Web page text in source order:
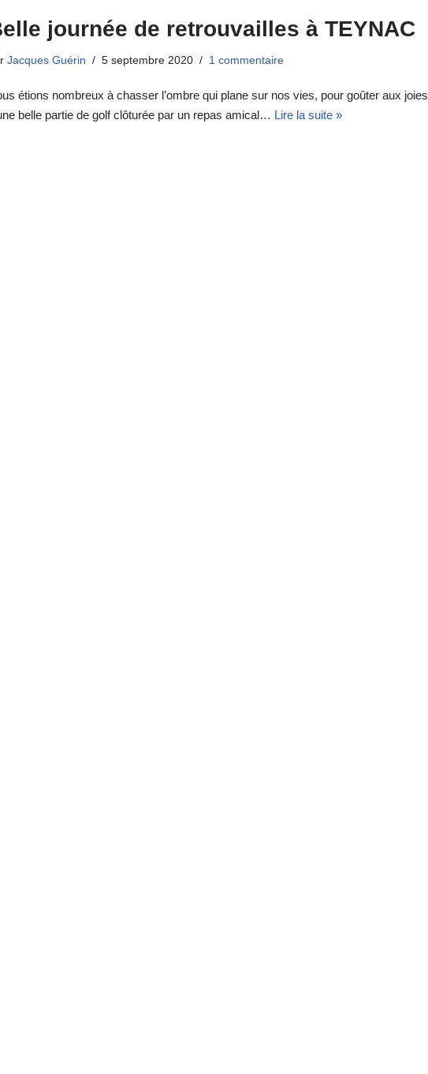
journée de retrouvailles à TEYNAC
Jacques Guérin 5 septembre 2020 1 commentaire
étions nombreux à chasser l’ombre qui plane sur nos vies, pour goûter aux joies
belle partie de golf clôturée par un repas amical… Lire la suite »